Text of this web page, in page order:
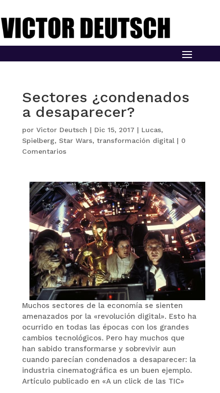
Sectores ¿condenados
a desaparecer?
por Victor Deutsch | Dic 15, 2017 | Lucas,
Spielberg, Star Wars, transformación digital| 0
Comentarios
Muchos sectores de la economía se sienten
amenazados por la «revolución digital». Esto ha
ocurrido en todas las épocas con los grandes
cambios tecnológicos. Pero hay muchos que
han sabido transformarse y sobrevivir aun
cuando parecían condenados a desaparecer: la
industria cinematográfica es un buen ejemplo.
Artículo publicado en «A un click de las TIC»